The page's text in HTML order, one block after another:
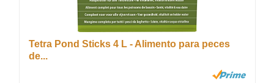
Tetra Pond Sticks 4 L - Alimento para peces
de...